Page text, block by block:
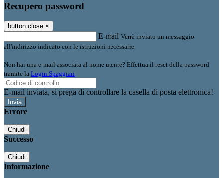
Recupero password
button close ×
E-mail Verrà inviato un messaggio
all'indirizzo indicato con le istruzioni necessarie.
Non hai una e-mail associata al nome utente? Effettua il reset della password
tramite la Login Spaggiari
E-mail inviata, si prega di controllare la casella di posta elettronica!
Errore
Chiudi
Successo
Chiudi
Informazione